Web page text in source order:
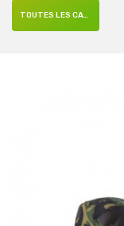
TOUTES LES CATÉGORIES